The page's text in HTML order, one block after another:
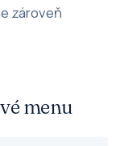
zároveň
menu